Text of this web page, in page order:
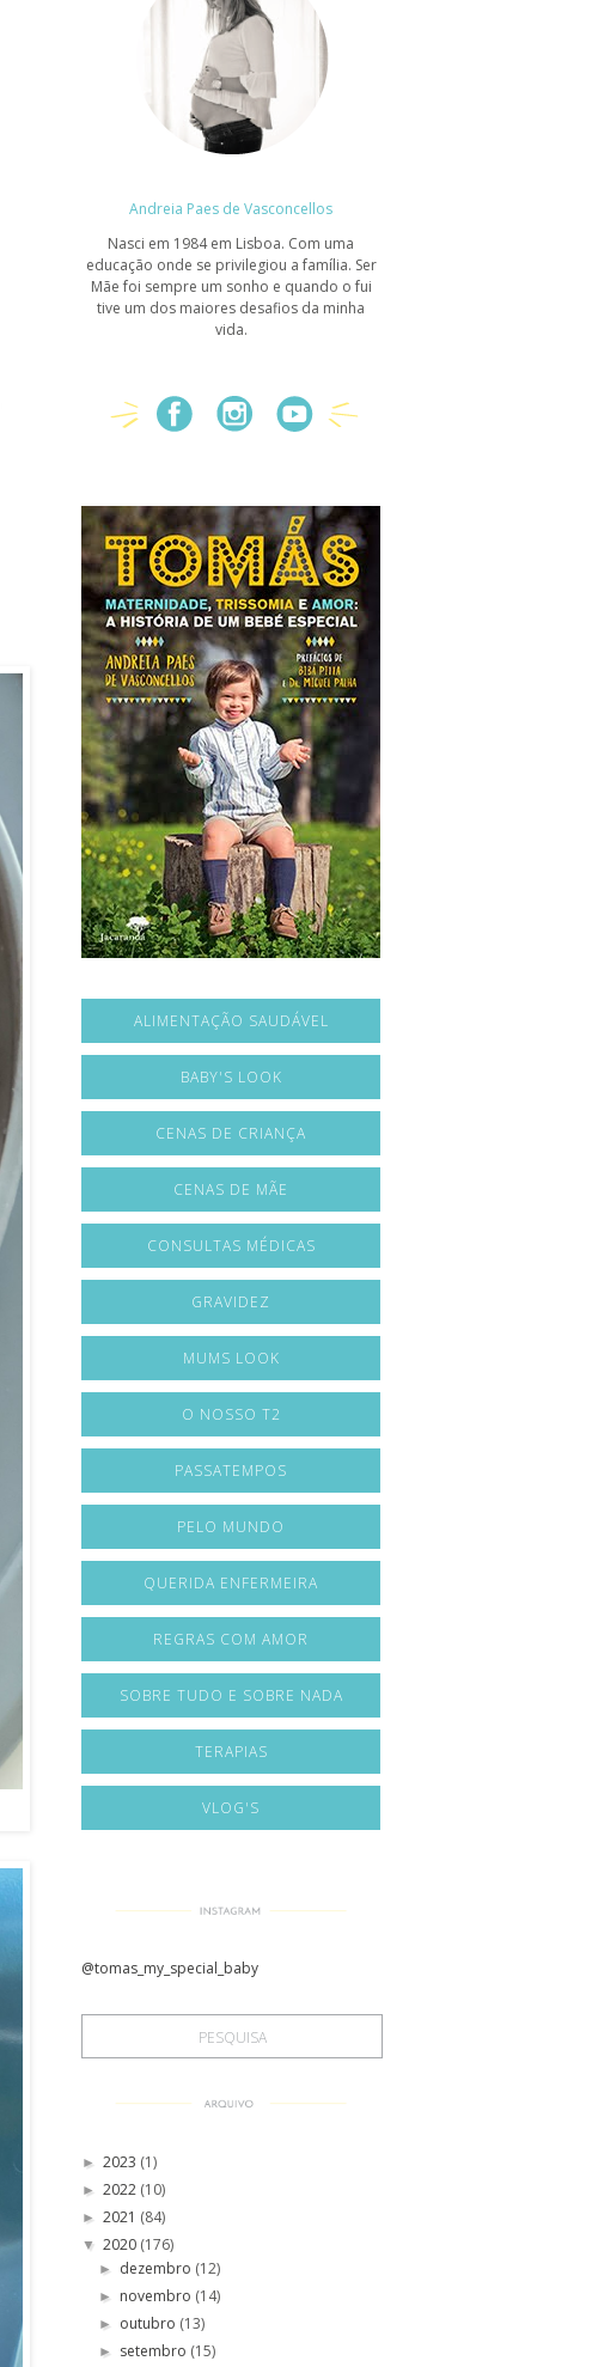
Andreia Paes de Vasconcellos
Nasci em 1984 em Lisboa. Com uma
educação onde se privilegiou a família. Ser
Mãe foi sempre um sonho e quando o fui
tive um dos maiores desafios da minha
vida.
ALIMENTAÇÃO SAUDÁVEL
BABY'S LOOK
CENAS DE CRIANÇA
CENAS DE MÃE
CONSULTAS MÉDICAS
GRAVIDEZ
MUMS LOOK
O NOSSO T2
PASSATEMPOS
PELO MUNDO
QUERIDA ENFERMEIRA
REGRAS COM AMOR
SOBRE TUDO E SOBRE NADA
TERAPIAS
VLOG'S
@tomas_my_special_baby
► 2023 (1)
► 2022 (10)
► 2021 (84)
▼ 2020 (176)
► dezembro (12)
► novembro (14)
► outubro (13)
► setembro (15)